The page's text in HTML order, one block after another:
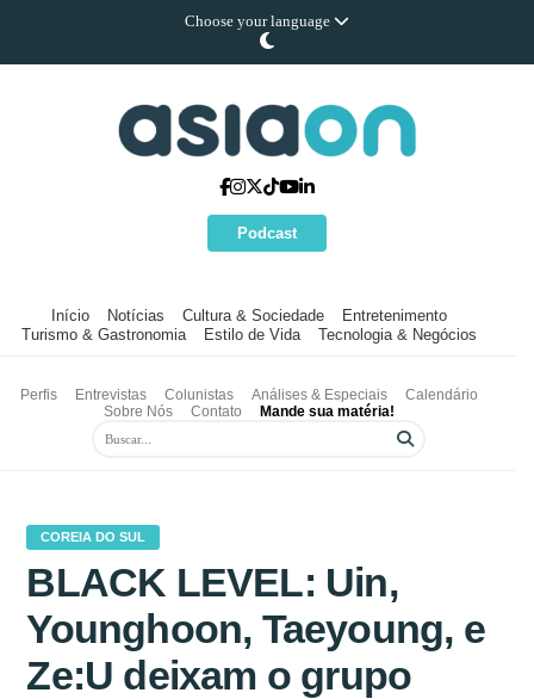
Choose your language
Podcast
Início Notícias Cultura & Sociedade
Entretenimento
Turismo & Gastronomia
Estilo de Vida Tecnologia & Negócios
Perfis Entrevistas Colunistas Análises & Especiais
Calendário
Sobre Nós
Contato Mande sua matéria!
COREIA DO SUL
BLACK LEVEL: Uin,
Younghoon, Taeyoung, e
Ze:U deixam o grupo